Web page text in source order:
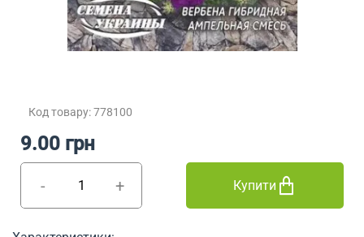
Код товару: 778100
- +
9.00 грн
Купити